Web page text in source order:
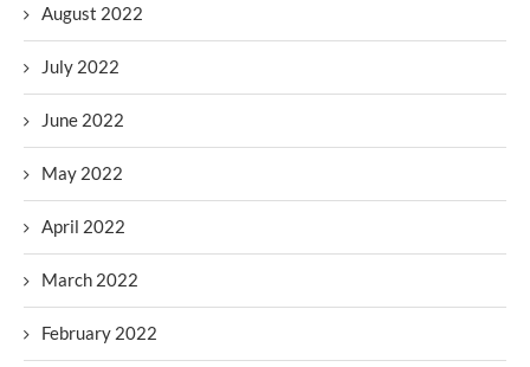
August 2022
July 2022
June 2022
May 2022
April 2022
March 2022
February 2022